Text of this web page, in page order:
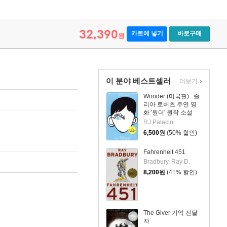
32,390원 카트에 넣기 바로구매
이 분야 베스트셀러
Wonder (미국판) : 줄
리아 로버츠 주연 영
화 '원더' 원작 소설
RJ Palacio
6,500원 (50% 할인)
Fahrenheit 451
Bradbury, Ray D.
8,200원 (41% 할인)
The Giver 기억 전달
자
더보기